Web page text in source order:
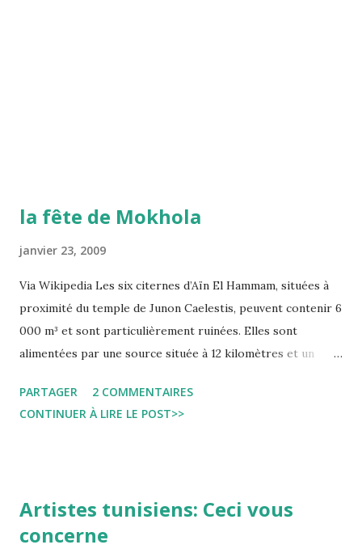
la fête de Mokhola
janvier 23, 2009
Via Wikipedia Les six citernes d’Aïn El Hammam, situées à
proximité du temple de Junon Caelestis, peuvent contenir 6
000 m³ et sont particulièrement ruinées. Elles sont
alimentées par une source située à 12 kilomètres et un
dans le dernier quart du IV e siècle . Ce lieu est encore
utilisé une fois par an pour une manifestation populaire, la
Il a été démontré que cette tradition est païenne, la
vénération se portant vers la source d’origine, appelée
PARTAGER
2 COMMENTAIRES
CONTINUER À LIRE LE POST>>
Artistes tunisiens: Ceci vous
concerne